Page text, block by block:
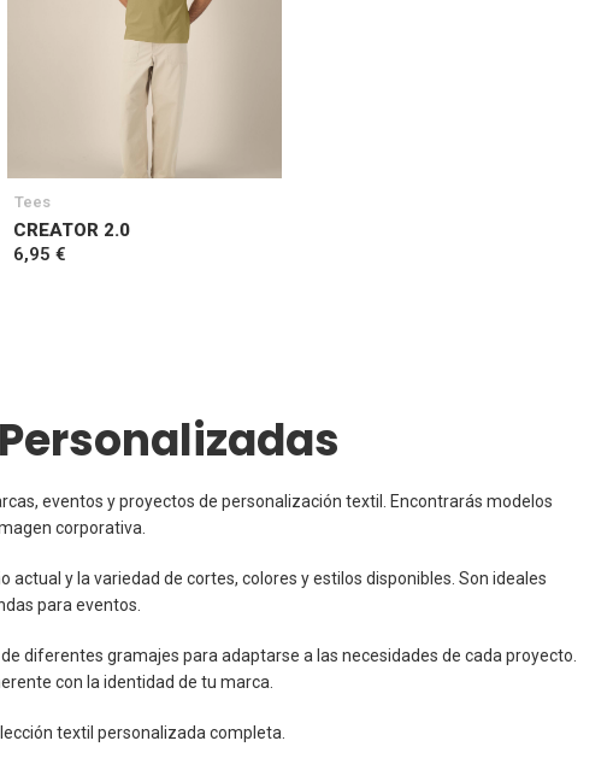
Tees
CREATOR 2.0
6,95 €
eventos y proyectos de personalización textil. Encontrarás modelos
corporativa.
actual y la variedad de cortes, colores y estilos disponibles. Son ideales
para eventos.
diferentes gramajes para adaptarse a las necesidades de cada proyecto.
con la identidad de tu marca.
textil personalizada completa.